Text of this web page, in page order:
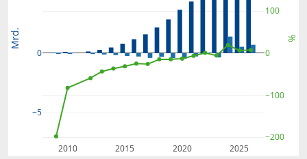
2010 2015 2020 2025
−5
0
−200
−100
0
100
Mrd. %